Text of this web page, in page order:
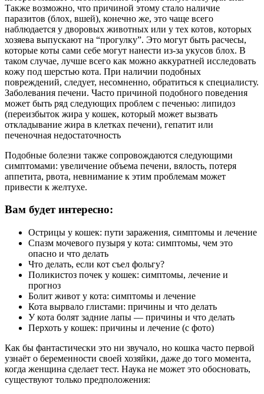
Также возможно, что причиной этому стало наличие
паразитов (блох, вшей), конечно же, это чаще всего
наблюдается у дворовых животных или у тех котов, которых
хозяева выпускают на “прогулку”. Это могут быть расчесы,
которые коты сами себе могут нанести из-за укусов блох. В
таком случае, лучше всего как можно аккуратней исследовать
кожу под шерстью кота. При наличии подобных
повреждений, следует, несомненно, обратиться к специалисту.
Заболевания печени. Часто причиной подобного поведения
может быть ряд следующих проблем с печенью: липидоз
(переизбыток жира у кошек, который может вызвать
откладывание жира в клетках печени), гепатит или
печеночная недостаточность
Подобные болезни также сопровождаются следующими
симптомами: увеличение объема печени, вялость, потеря
аппетита, рвота, невнимание к этим проблемам может
привести к желтухе.
Вам будет интересно:
Острицы у кошек: пути заражения, симптомы и лечение
Спазм мочевого пузыря у кота: симптомы, чем это
опасно и что делать
Что делать, если кот съел фольгу?
Поликистоз почек у кошек: симптомы, лечение и
прогноз
Болит живот у кота: симптомы и лечение
Кота вырвало глистами: причины и что делать
У кота болят задние лапы — причины и что делать
Перхоть у кошек: причины и лечение (с фото)
Как бы фантастически это ни звучало, но кошка часто первой
узнаёт о беременности своей хозяйки, даже до того момента,
когда женщина сделает тест. Наука не может это обосновать,
существуют только предположения: